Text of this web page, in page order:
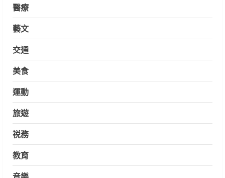
醫療
藝文
交通
美食
運動
旅遊
祱務
教育